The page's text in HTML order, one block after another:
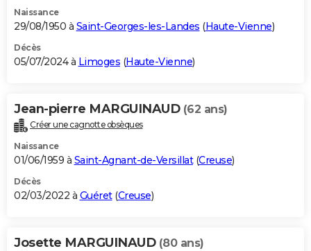
Dictionnaire
Biographies
Citations
Expressions
Proverbes
PROGRAMME TV
S'inscrire
Se connecter
Lycées
Collèges
Primaires
Universités
Entreprises
Service militaire
Avis de recherche
AVIS DE DÉCÈS
Bricolage
Lifestyle
Culture
Sport
Auto
Television
Voyage
Cinema
Naissance
29/08/1950 à Saint-Georges-les-Landes (Haute-Vienne)
Décès
05/07/2024 à Limoges (Haute-Vienne)
Jean-pierre MARGUINAUD (62 ans)
Créer une cagnotte obsèques
Naissance
01/06/1959 à Saint-Agnant-de-Versillat(Creuse)
Décès
02/03/2022 à Guéret(Creuse)
Josette MARGUINAUD (80 ans)